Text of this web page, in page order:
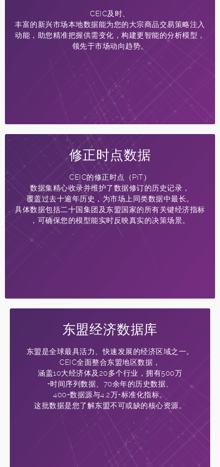
CEIC及时、
丰富的新兴市场本地数据能为您的大宗商品交易策略注入
动能，助您精准把握供需变化，构建更智能的分析模型，
领先于市场动向趋势。
修正时点数据
CEIC的修正时点（PiT）
数据集精心收录并维护了数据修订的历史记录，
覆盖过去十逾年历史，为市场上同类数据中最长。
具体数据包括二十国集团及东盟国家的所有关键经济指标
，可确保您的模型能实时反映真实的决策场景。
东盟经济数据库
东盟是全球最具活力、快速发展的经济区域之一。
CEIC全面整合东盟地区数据，
涵盖10大经济体及20多个行业，拥有500万
+时间序列数据、70余年的历史数据、
400+数据源与4.2万+标准化指标。
这批数据是您了解东盟不可或缺的核心资源。